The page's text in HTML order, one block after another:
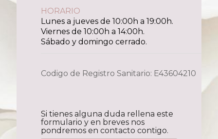
HORARIO
Lunes a jueves de 10:00h a 19:00h.
Viernes de 10:00h a 14:00h.
Sábado y domingo cerrado.
Codigo de Registro Sanitario: E43604210
Si tienes alguna duda rellena este
formulario y en breves nos
pondremos en contacto contigo.